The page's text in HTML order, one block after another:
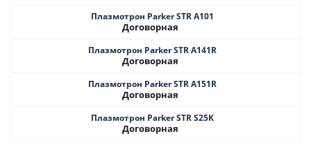
Плазмотрон Parker STR A101
Договорная
Плазмотрон Parker STR A141R
Договорная
Плазмотрон Parker STR A151R
Договорная
Плазмотрон Parker STR S25K
Договорная